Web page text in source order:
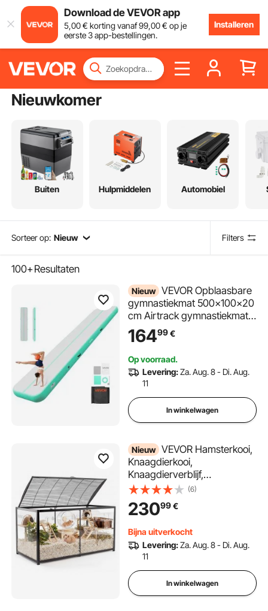
Download de VEVOR app
5,00€ korting vanaf99,00€ op je
eerste 3 app-bestellingen.
Installeren
Nieuwkomer
Buiten Hulpmiddelen Automobiel
Sorteer op: Nieuw Filters
100+Resultaten
Nieuw VEVOR Opblaasbare
gymnastiekmat 500x100x20
cm Airtrack gymnastiekmat
voor training, wedstrijden en
yoga, met antislipoppervlak,
600W elektrische luchtpomp,
reparatiepatch, mondstukken
en tas, mintgroen
16499€
Op voorraad.
Levering:Za. Aug. 8 - Di. Aug.
11
In winkelwagen
Nieuw VEVOR Hamsterkooi,
Knaagdierkooi,
Knaagdierverblijf,
Hamsterhuisvesting,
1200x600x645mm, Klein
Dierenhok met 360° Zicht,
Voorkant, Driezijdige
Ventilatie voor Hamsters,
Cavia's, Gerbils
(6)
23099€
Bijna uitverkocht
Levering:Za. Aug. 8 - Di. Aug.
11
In winkelwagen